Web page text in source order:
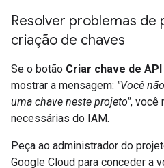
Resolver problemas de
criação de chaves
Se o botão Criar chave de API
mostrar a mensagem: "Você
uma chave neste projeto", você
necessárias do IAM.
Peça ao administrador do
Google Cloud para conceder a